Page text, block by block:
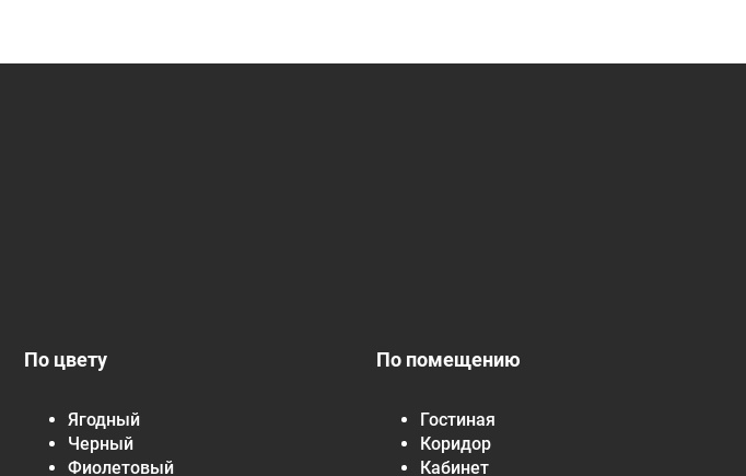
По цвету
Ягодный
Черный
Фиолетовый
По помещению
Гостиная
Коридор
Кабинет